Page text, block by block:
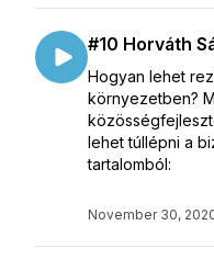
#10 Horváth
Hogyan lehet
környezetben?
lehet túllépni a
tartalomból:
November 30,